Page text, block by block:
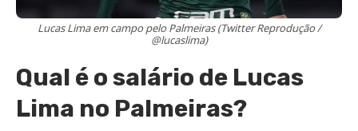
Lucas Lima em campo pelo Palmeiras (Twitter Reprodução /
@lucaslima)
Qual é o salário de Lucas
Lima no Palmeiras?